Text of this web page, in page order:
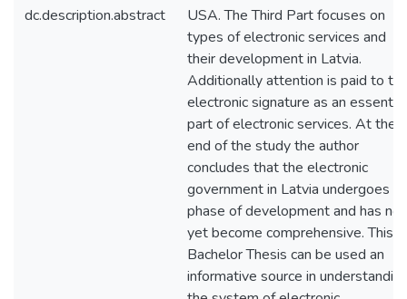
dc.description.abstract
USA. The Third Part focuses on
types of electronic services and
their development in Latvia.
Additionally attention is paid to
electronic signature as an essential
part of electronic services. At the
end of the study the author
concludes that the electronic
government in Latvia undergoes a
phase of development and has not
yet become comprehensive. This
Bachelor Thesis can be used an
informative source in